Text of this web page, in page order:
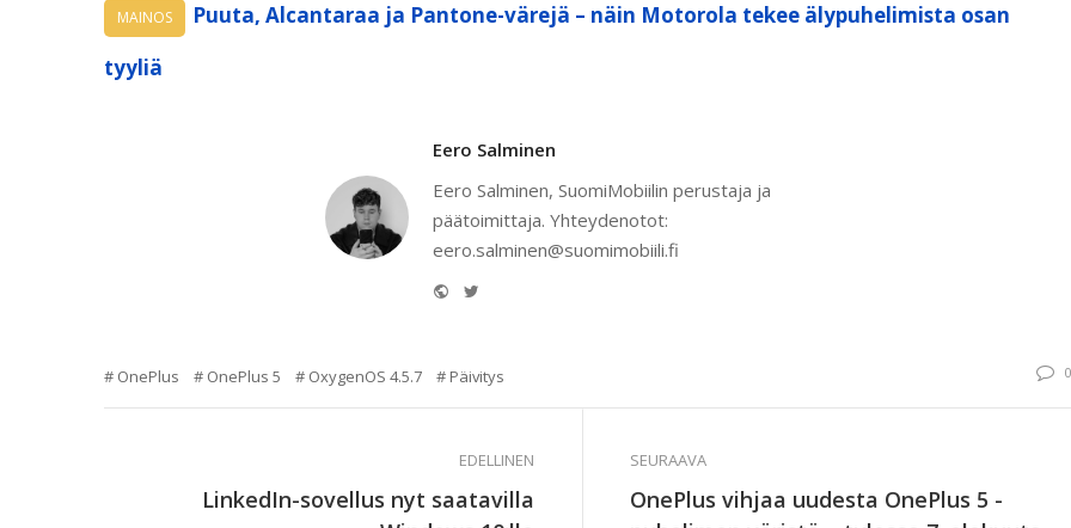
MAINOS
Puuta, Alcantaraa ja Pantone-värejä – näin Motorola tekee älypuhelimista osan
tyyliä
Eero Salminen
Eero Salminen, SuomiMobiilin perustaja ja
päätoimittaja. Yhteydenotot:
eero.salminen@suomimobiili.fi
Website
OnePlus OnePlus 5 OxygenOS 4.5.7 Päivitys 0
EDELLINEN
LinkedIn-sovellus nyt saatavilla
SEURAAVA
OnePlus vihjaa uudesta OnePlus 5 -